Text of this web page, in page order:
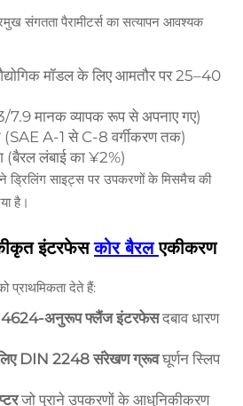
संगतता पैरामीटर्स का सत्यापन आवश्यक
मॉडल के लिए आमतौर पर 25–40
मानक व्यापक रूप से अपनाए गए)
(SAE A-1 से C-8 वर्गीकरण तक)
लंबाई का ¥2%)
साइट्स पर उपकरणों के मिसमैच की
है।
इंटरफेसकोर बैरलएकीकरण
प्राथमिकता देते हैं:
14624-अनुरूप फ्लैंज इंटरफेसदबाव धारण
लिए DIN 2248 संरेखण ग्रूवघूर्णन स्लिप
जो पुराने उपकरणों के आधुनिकीकरण